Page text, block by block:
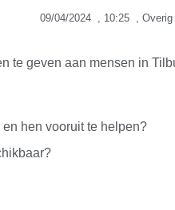
09/04/2024 10:25 Overig
te geven aan mensen in
hen vooruit te helpen?